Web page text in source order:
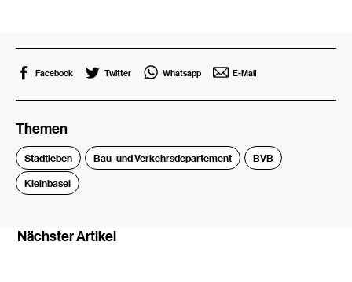
Facebook Twitter Whatsapp E-Mail
Themen
Stadtleben Bau- und Verkehrsdepartement
BVB
Kleinbasel
Nächster Artikel